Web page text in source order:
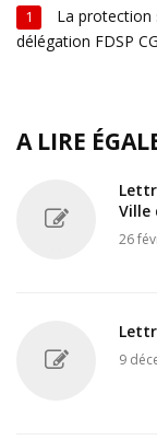
1
La protection
délégation FDSP
A LIRE
Ville
26
9